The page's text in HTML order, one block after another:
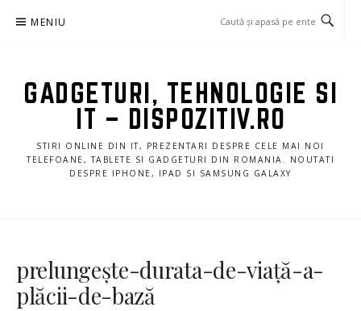
MENIU
GADGETURI, TEHNOLOGIE SI
IT – DISPOZITIV.RO
STIRI ONLINE DIN IT, PREZENTARI DESPRE CELE MAI NOI
TELEFOANE, TABLETE SI GADGETURI DIN ROMANIA. NOUTATI
DESPRE IPHONE, IPAD SI SAMSUNG GALAXY
prelungește-durata-de-viață-a-
plăcii-de-bază